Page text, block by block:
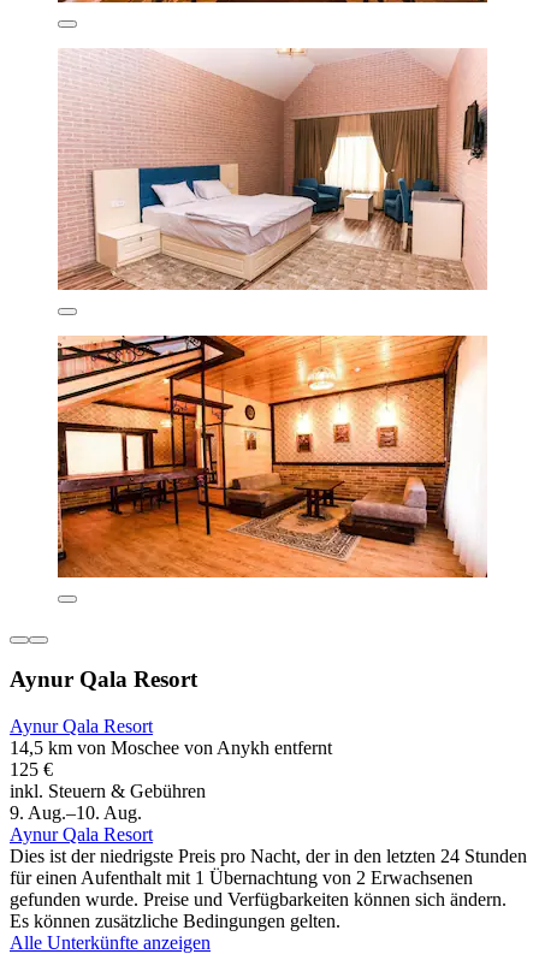
Aynur Qala Resort
Aynur Qala Resort
14,5 km von Moschee von Anykh entfernt
125 €
inkl. Steuern & Gebühren
9. Aug.–10. Aug.
Aynur Qala Resort
Dies ist der niedrigste Preis pro Nacht, der in den letzten 24 Stunden
für einen Aufenthalt mit 1 Übernachtung von 2 Erwachsenen
gefunden wurde. Preise und Verfügbarkeiten können sich ändern.
Es können zusätzliche Bedingungen gelten.
Alle Unterkünfte anzeigen